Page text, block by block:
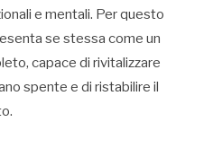
e mentali. Per questo
se stessa come un
capace di rivitalizzare
spente e di ristabilire il